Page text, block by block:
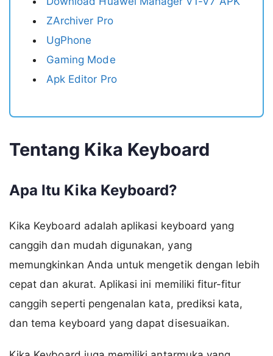
ZArchiver Pro
UgPhone
Gaming Mode
Apk Editor Pro
Tentang Kika Keyboard
Apa Itu Kika Keyboard?
Kika Keyboard adalah aplikasi keyboard yang
canggih dan mudah digunakan, yang
memungkinkan Anda untuk mengetik dengan lebih
cepat dan akurat. Aplikasi ini memiliki fitur-fitur
canggih seperti pengenalan kata, prediksi kata,
dan tema keyboard yang dapat disesuaikan.